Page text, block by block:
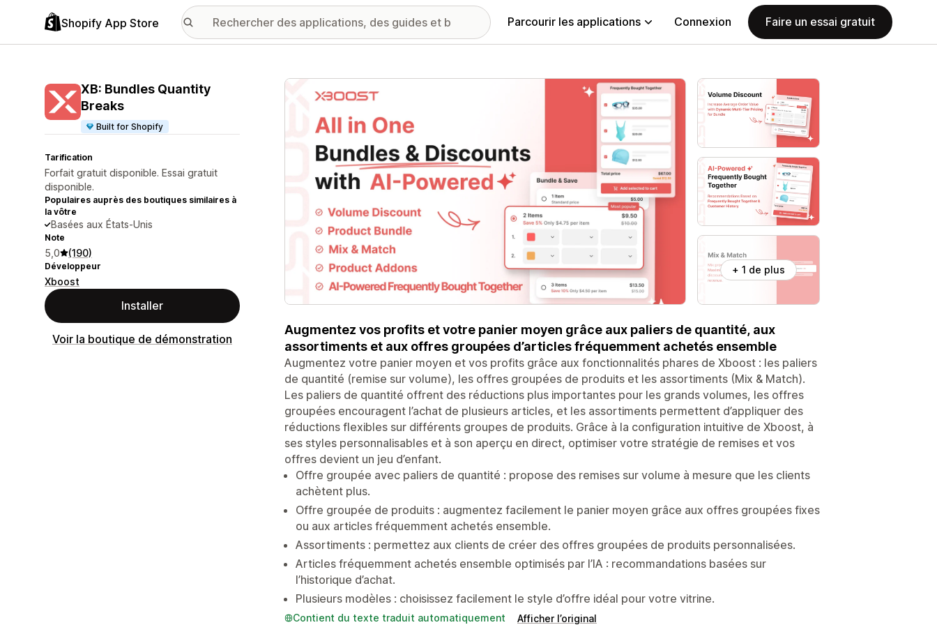
Shopify App Store Parcourir les applications Connexion Faire un essai gratuit
XB: Bundles Quantity
Breaks
Built for Shopify
Tarification
Forfait gratuit disponible. Essai gratuit
disponible.
Populaires auprès des boutiques similaires à
la vôtre
Basées aux États-Unis
Note
5,0 (190)
Développeur
Xboost
Installer
Voir la boutique de démonstration
Galerie d’images vedette
+ 1 de plus
Augmentez vos profits et votre panier moyen grâce aux paliers de quantité, aux
assortiments et aux offres groupées d’articles fréquemment achetés ensemble
Augmentez votre panier moyen et vos profits grâce aux fonctionnalités phares de Xboost : les paliers
de quantité (remise sur volume), les offres groupées de produits et les assortiments (Mix & Match).
Les paliers de quantité offrent des réductions plus importantes pour les grands volumes, les offres
groupées encouragent l’achat de plusieurs articles, et les assortiments permettent d’appliquer des
réductions flexibles sur différents groupes de produits. Grâce à la configuration intuitive de Xboost, à
ses styles personnalisables et à son aperçu en direct, optimiser votre stratégie de remises et vos
offres devient un jeu d’enfant.
Offre groupée avec paliers de quantité : propose des remises sur volume à mesure que les clients
achètent plus.
Offre groupée de produits : augmentez facilement le panier moyen grâce aux offres groupées fixes
ou aux articles fréquemment achetés ensemble.
Assortiments : permettez aux clients de créer des offres groupées de produits personnalisées.
Articles fréquemment achetés ensemble optimisés par l’IA : recommandations basées sur
l’historique d’achat.
Plusieurs modèles : choisissez facilement le style d’offre idéal pour votre vitrine.
Contient du texte traduit automatiquement Afficher l’original